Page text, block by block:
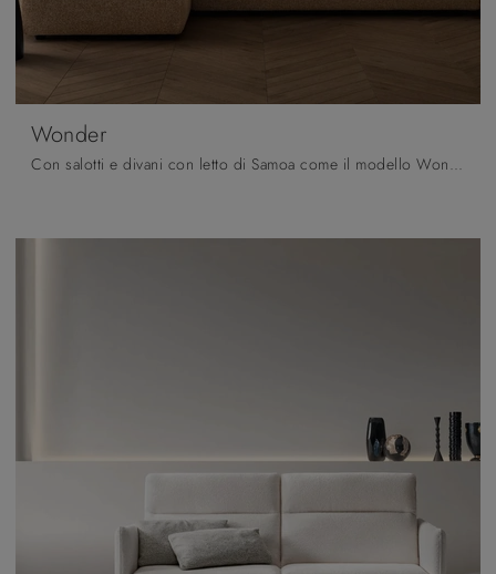
Wonder
Con salotti e divani con letto di Samoa come il modello Wonder in tessuto, potrai ultimare il tuo progetto d'arredo.